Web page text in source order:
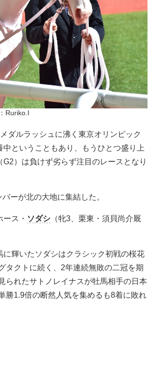
Ruriko.I
ダルラッシュに沸く東京オリンピック
ということもあり、もうひとつ盛り上
（G2）は負けず劣らず注目のレースとなり
ーが北の大地に集結した。
ス・ ソダシ （牝3、栗東・須貝尚介厩
輝いたソダシはクラシック初戦の桜花
タクトに続く、2年連続無敗の二冠を期
られたサトノレイナスが牡馬相手の日本
勝1.9倍の断然人気を集めるも8着に敗れ